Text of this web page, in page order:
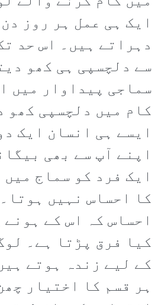
ایک ہی عمل ہر روز
دہراتے ہیں۔ اس حد
سے دلچسپی ہی کھو
سماجی پیداوار میں
کام میں دلچسپی کھو
ایسے ہی انسان ایک
اپنے آپ سے بھی
ایک فرد کو سماج
کا احساس نہیں
احساس کہ اس کے
کیا فرق پڑتا ہے۔
کے لیے زندہ ہوتے
ہر قسم کا اختیار